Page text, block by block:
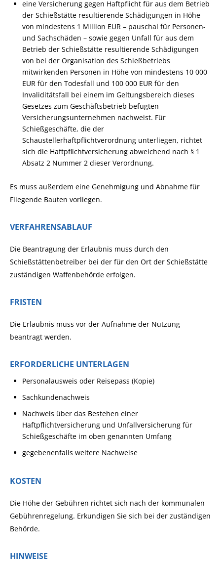
eine Versicherung gegen Haftpflicht für aus dem Betrieb
der Schießstätte resultierende Schädigungen in Höhe
von mindestens 1 Million EUR – pauschal für Personen-
und Sachschäden – sowie gegen Unfall für aus dem
Betrieb der Schießstätte resultierende Schädigungen
von bei der Organisation des Schießbetriebs
mitwirkenden Personen in Höhe von mindestens 10 000
EUR für den Todesfall und 100 000 EUR für den
Invaliditätsfall bei einem im Geltungsbereich dieses
Gesetzes zum Geschäftsbetrieb befugten
Versicherungsunternehmen nachweist. Für
Schießgeschäfte, die der
Schaustellerhaftpflichtverordnung unterliegen, richtet
sich die Haftpflichtversicherung abweichend nach § 1
Absatz 2 Nummer 2 dieser Verordnung.
Es muss außerdem eine Genehmigung und Abnahme für
Fliegende Bauten vorliegen.
VERFAHRENSABLAUF
Die Beantragung der Erlaubnis muss durch den
Schießstättenbetreiber bei der für den Ort der Schießstätte
zuständigen Waffenbehörde erfolgen.
FRISTEN
Die Erlaubnis muss vor der Aufnahme der Nutzung
beantragt werden.
ERFORDERLICHE UNTERLAGEN
Personalausweis oder Reisepass (Kopie)
Sachkundenachweis
Nachweis über das Bestehen einer
Haftpflichtversicherung und Unfallversicherung für
Schießgeschäfte im oben genannten Umfang
gegebenenfalls weitere Nachweise
KOSTEN
Die Höhe der Gebühren richtet sich nach der kommunalen
Gebührenregelung. Erkundigen Sie sich bei der zuständigen
Behörde.
HINWEISE